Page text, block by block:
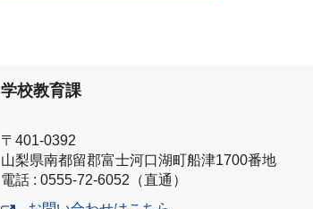
学校教育課
〒401-0392
山梨県南都留郡富士河口湖町船津1700番地
電話 : 0555-72-6052（直通）